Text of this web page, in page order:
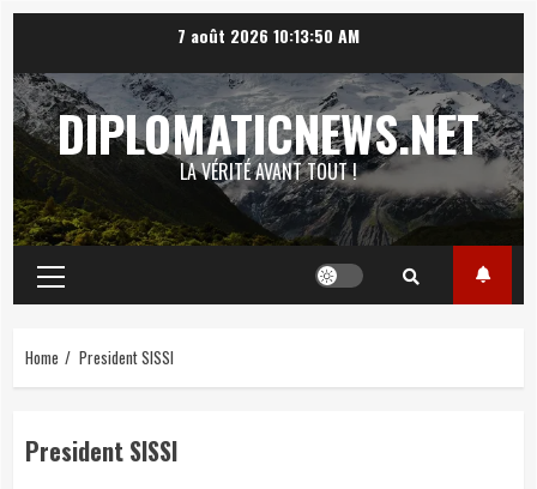
content
7 août 202610:13:51 AM
DIPLOMATICNEWS.NET
LA VÉRITÉ AVANT TOUT !
Primary
Menu
Home President SISSI
President SISSI